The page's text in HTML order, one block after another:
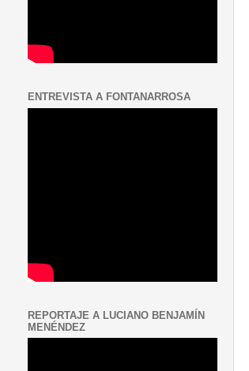
ENTREVISTA A FONTANARROSA
REPORTAJE A LUCIANO BENJAMÍN
MENÉNDEZ